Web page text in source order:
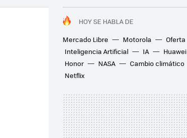
HOY SE HABLA DE
Mercado Libre
Motorola
Oferta
Inteligencia Artificial
IA
Huawei
Honor
NASA
Cambio climático
Netflix